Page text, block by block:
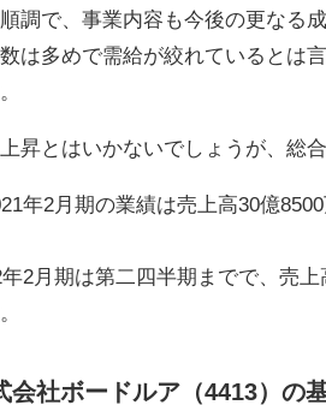
調で、事業内容も今後の更なる
は多めで需給が絞れているとは
昇とはいかないでしょうが、総
年2月期の業績は売上高30億
2月期は第二四半期までで、売
会社ボードルア（4413）の